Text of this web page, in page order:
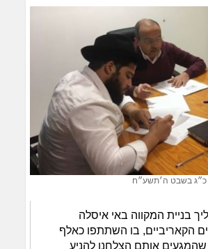
|כ״ג בשבט ה׳תשע״ח
בניית המקווה באי איסלה
הקאריביים, בו השתתפו כאלף
שהמגעים אותם הצלחנו להניע